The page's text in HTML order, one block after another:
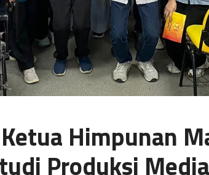
Himpunan
Produksi